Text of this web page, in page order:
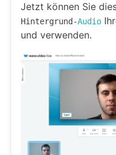
Jetzt können Sie
Hintergrund-Audio
und verwenden.